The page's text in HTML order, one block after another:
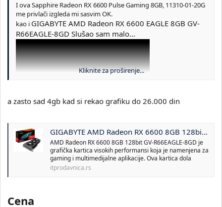
I ova Sapphire Radeon RX 6600 Pulse Gaming 8GB, 11310-01-20G
me privlači izgleda mi sasvim OK.
kao i GIGABYTE AMD Radeon RX 6600 EAGLE 8GB GV-
R66EAGLE-8GD Slušao sam malo...
memorije? Jeste da je manje memorije dal bi s time
nešto mnogo "izgubio" a da imam iKINGSTON
DIMM DDR5 16GB 5200MHz KF552C40BB-16
Fury Beast
Kliknite za proširenje...
a zasto sad 4gb kad si rekao grafiku do 26.000 din
GIGABYTE AMD Radeon RX 6600 8GB 128bit GV-R66EAGLE-8GD grafička karta
AMD Radeon RX 6600 8GB 128bit GV-R66EAGLE-8GD je
grafička kartica visokih performansi koja je namenjena za
gaming i multimedijalne aplikacije. Ova kartica dola
itprodavnica.rs
Cena